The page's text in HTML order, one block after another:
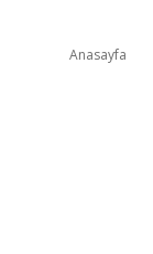
Anasayfa